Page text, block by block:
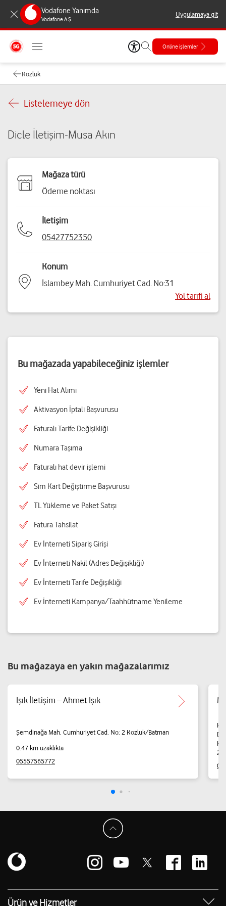
Vodafone Yanımda
Vodafone A.Ş.
Uygulamaya git
Online işlemler
Kozluk
Listelemeye dön
Dicle İletişim-Musa Akın
Mağaza türü
Ödeme noktası
İletişim
05427752350
Konum
İslambey Mah. Cumhuriyet Cad. No:31
Yol tarifi al
Bu mağazada yapabileceğiniz işlemler
Yeni Hat Alımı
Aktivasyon İptali Başvurusu
Faturalı Tarife Değişikliği
Numara Taşıma
Faturalı hat devir işlemi
Sim Kart Değiştirme Başvurusu
TL Yükleme ve Paket Satışı
Fatura Tahsilat
Ev İnterneti Sipariş Girişi
Ev İnterneti Nakil (Adres Değişikliği)
Ev İnterneti Tarife Değişikliği
Ev İnterneti Kampanya/Taahhütname Yenileme
Bu mağazaya en yakın mağazalarımız
Işık İletişim – Ahmet Işık
Şemdinağa Mah. Cumhuriyet Cad. No: 2 Kozluk/Batman
0.47 km uzaklıkta
05557565772
Ürün ve Hizmetler